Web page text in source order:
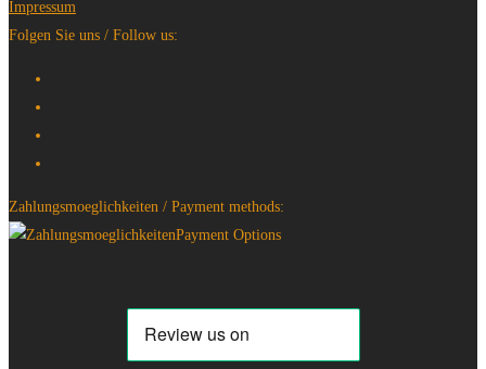
Impressum
Folgen Sie uns / Follow us:
Zahlungsmoeglichkeiten / Payment methods: